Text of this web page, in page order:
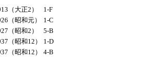
（大正2）
1-F
（昭和元）
1-C
（昭和2）
5-B
（昭和12）
1-D
（昭和12） 4-B